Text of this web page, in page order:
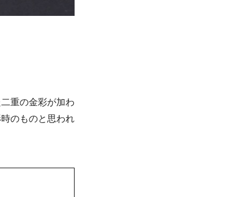
重の金彩が加わ
のものと思われ